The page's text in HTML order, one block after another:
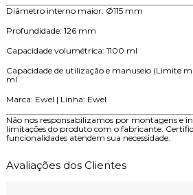
Diâmetro interno maior: Ø115 mm
Profundidade: 126 mm
Capacidade volumétrica: 1100 ml
Capacidade de utilização e manuseio (Limite
ml
Marca: Ewel | Linha: Ewel
Não nos responsabilizamos por montagens e
limitações do produto com o fabricante.
funcionalidades atendem sua necessidade.
Avaliações dos Clientes